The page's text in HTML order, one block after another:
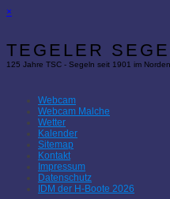
×
TEGELER
125 Jahre TSC - Segeln seit 1901 im
Webcam
Webcam Malche
Wetter
Kalender
Sitemap
Kontakt
Impressum
Datenschutz
IDM der H-Boote 2026